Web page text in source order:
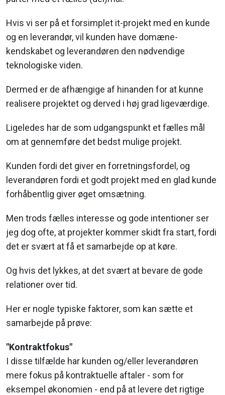
Hvis vi ser på et forsimplet it-projekt med en kunde
og en leverandør, vil kunden have domæne-
kendskabet og leverandøren den nødvendige
teknologiske viden.
Dermed er de afhængige af hinanden for at kunne
realisere projektet og derved i høj grad ligeværdige.
Ligeledes har de som udgangspunkt et fælles mål
om at gennemføre det bedst mulige projekt.
Kunden fordi det giver en forretningsfordel, og
leverandøren fordi et godt projekt med en glad kunde
forhåbentlig giver øget omsætning.
Men trods fælles interesse og gode intentioner ser
jeg dog ofte, at projekter kommer skidt fra start, fordi
det er svært at få et samarbejde op at køre.
Og hvis det lykkes, at det svært at bevare de gode
relationer over tid.
Her er nogle typiske faktorer, som kan sætte et
samarbejde på prøve:
"Kontraktfokus"
I disse tilfælde har kunden og/eller leverandøren
mere fokus på kontraktuelle aftaler - som for
eksempel økonomien - end på at levere det rigtige